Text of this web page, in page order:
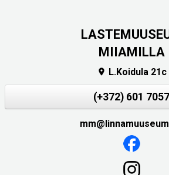
MIIAMILLA
 L.Koidula 21c
(+372) 601 7057